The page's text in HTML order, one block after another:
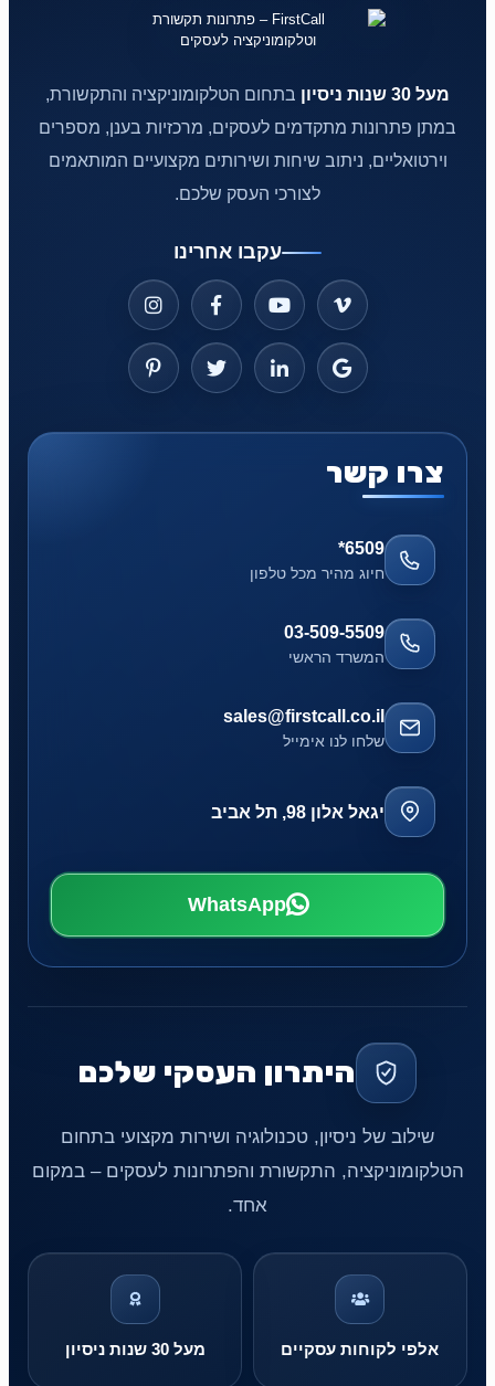
מעל 30 שנות ניסיון
בתחום הטלקומוניקציה והתקשורת,
במתן פתרונות מתקדמים לעסקים, מרכזיות בענן, מספרים
וירטואליים, ניתוב שיחות ושירותים מקצועיים המותאמים
לצורכי העסק שלכם.
עקבו אחרינו
צרו קשר
*6509
חיוג מהיר מכל טלפון
03-509-5509
המשרד הראשי
sales@firstcall.co.il
שלחו לנו אימייל
יגאל אלון 98, תל אביב
WhatsApp
היתרון העסקי שלכם
שילוב של ניסיון, טכנולוגיה ושירות מקצועי בתחום
הטלקומוניקציה, התקשורת והפתרונות לעסקים – במקום
אחד.
אלפי לקוחות עסקיים מעל 30 שנות ניסיון